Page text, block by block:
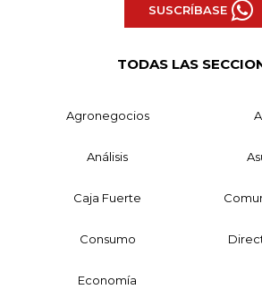
SUSCRÍBASE
TODAS LAS
Agronegocios
Análisis
Caja Fuerte
Consumo
Economía